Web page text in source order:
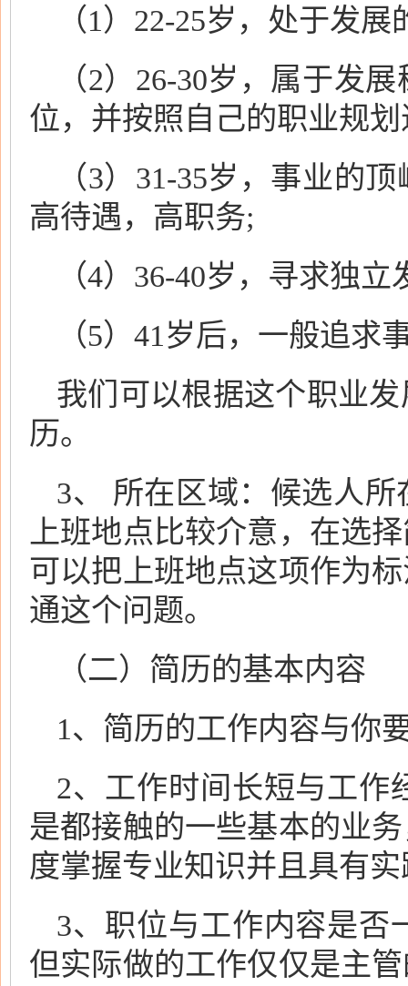
（1）22-25岁，处于发
（2）26-30岁，属于发
位，并按照自己的职业规
（3）31-35岁，事业的
高待遇，高职务;
（4）36-40岁，寻求独
（5）41岁后，一般追求
我们可以根据这个职业
历。
3、 所在区域：候选人
上班地点比较介意，在选
可以把上班地点这项作为
通这个问题。
（二）简历的基本内容
1、简历的工作内容与你
2、工作时间长短与工作
是都接触的一些基本的业
度掌握专业知识并且具有
3、职位与工作内容是否
但实际做的工作仅仅是主